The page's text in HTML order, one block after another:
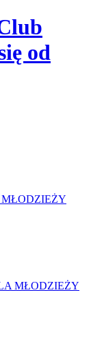
MŁODZIEŻY